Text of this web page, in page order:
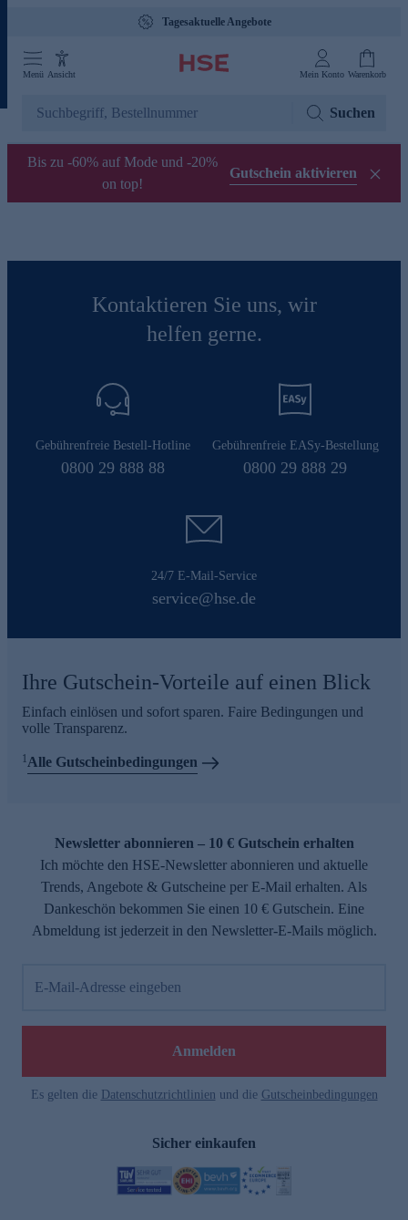
Tagesaktuelle Angebote
Menü Ansicht Mein Konto Warenkorb
Suchen
Bis zu -60% auf Mode und -20%
on top!
Gutschein aktivieren
Kontaktieren Sie uns, wir
helfen gerne.
Gebührenfreie Bestell-Hotline
0800 29 888 88
Gebührenfreie EASy-Bestellung
0800 29 888 29
24/7 E-Mail-Service
service@hse.de
Ihre Gutschein-Vorteile auf einen Blick
Einfach einlösen und sofort sparen. Faire Bedingungen und
volle Transparenz.
1Alle Gutscheinbedingungen
Newsletter abonnieren – 10 € Gutschein erhalten
Ich möchte den HSE-Newsletter abonnieren und aktuelle
Trends, Angebote & Gutscheine per E-Mail erhalten. Als
Dankeschön bekommen Sie einen 10 € Gutschein. Eine
Abmeldung ist jederzeit in den Newsletter-E-Mails möglich.
E-Mail-Adresse eingeben
Anmelden
Es gelten die Datenschutzrichtlinien und die Gutscheinbedingungen
Sicher einkaufen